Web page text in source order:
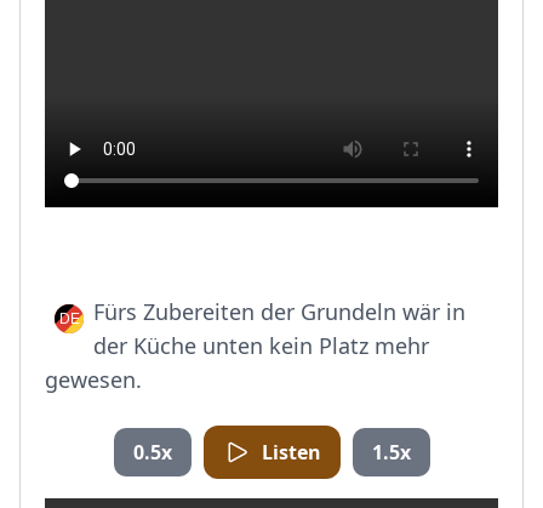
Fürs Zubereiten der Grundeln wär in
der Küche unten kein Platz mehr
gewesen.
0.5x Listen 1.5x